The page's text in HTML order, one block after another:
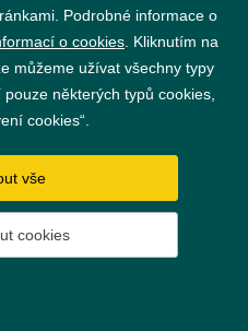
cookiesPodrobné informace o
o cookies . Kliknutím na
můžeme užívat všechny typy
některých typů cookies,
cookies“.
vše
cookies